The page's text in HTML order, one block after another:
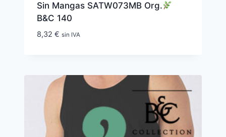
Sin Mangas SATW073MB Org.
B&C 140
8,32 € sin IVA